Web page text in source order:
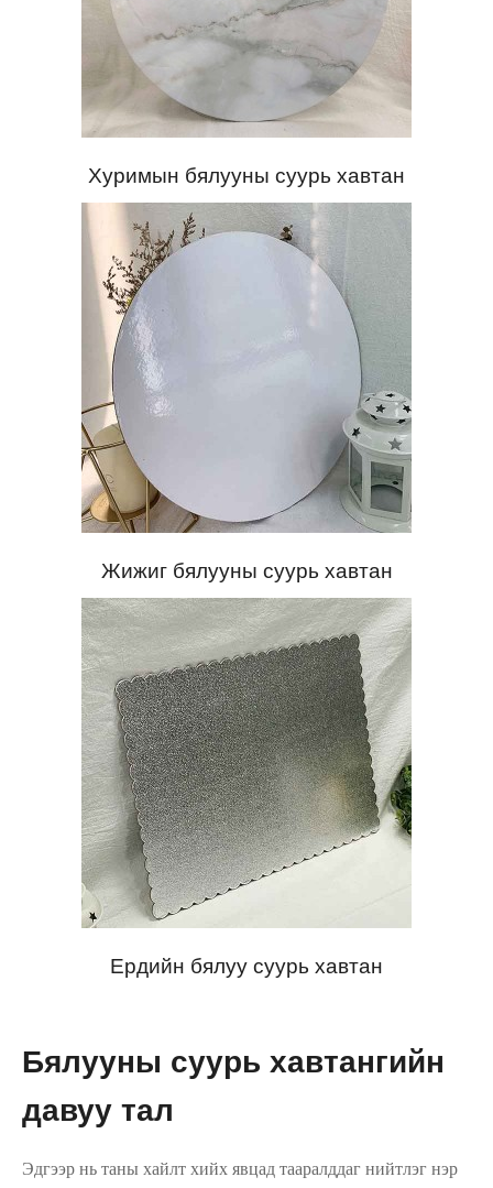
Хуримын бялууны суурь хавтан
Жижиг бялууны суурь хавтан
Ердийн бялуу суурь хавтан
Бялууны суурь хавтангийн
давуу тал
Эдгээр нь таны хайлт хийх явцад тааралддаг нийтлэг нэр